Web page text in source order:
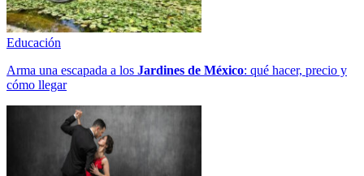
Educación
Arma una escapada a los Jardines de México: qué hacer, precio y
cómo llegar